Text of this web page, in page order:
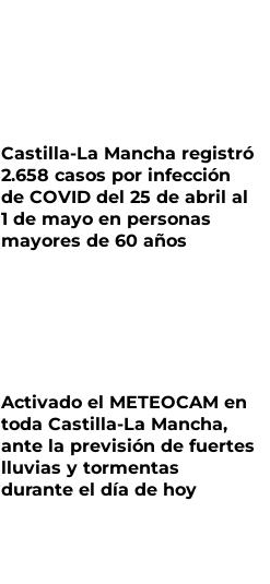
Castilla-La Mancha registró
2.658 casos por infección
de COVID del 25 de abril al
1 de mayo en personas
mayores de 60 años
Activado el METEOCAM en
toda Castilla-La Mancha,
ante la previsión de fuertes
lluvias y tormentas
durante el día de hoy